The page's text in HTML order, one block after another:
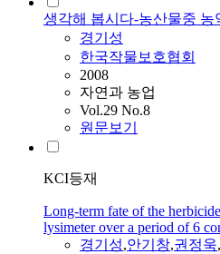
생각해 봅시다-농산물중
경기성
한국작물보호협회
2008
자연과 농업
Vol.29 No.8
원문보기
KCI등재
Long-term fate of the
lysimeter over a period of 6
경기성,안기창,권정욱,